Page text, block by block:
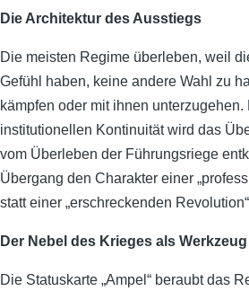
Die Architektur des Ausstiegs
Die meisten Regime überleben, weil
Gefühl haben, keine andere Wahl zu
kämpfen oder mit ihnen
institutionellen Kontinuität wird das
vom Überleben der Führungsriege
Übergang den Charakter einer
statt einer „erschreckenden
Der Nebel des Krieges als Werkzeug
Die Statuskarte „Ampel“ beraubt das